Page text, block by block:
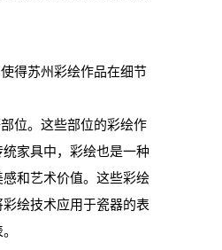
得苏州彩绘作品在细节
位。这些部位的彩绘作
家具中，彩绘也是一种
和艺术价值。这些彩绘
绘技术应用于瓷器的表